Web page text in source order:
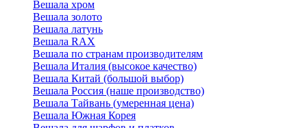
Вешала хром
Вешала золото
Вешала латунь
Вешала RAX
Вешала по странам производителям
Вешала Италия (высокое качество)
Вешала Китай (большой выбор)
Вешала Россия (наше производство)
Вешала Тайвань (умеренная цена)
Вешала Южная Корея